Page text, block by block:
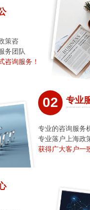
策咨
务团队
咨询服务！
02 专业
professional
专业的咨询服务
专业落户上海政
获得广大客户一